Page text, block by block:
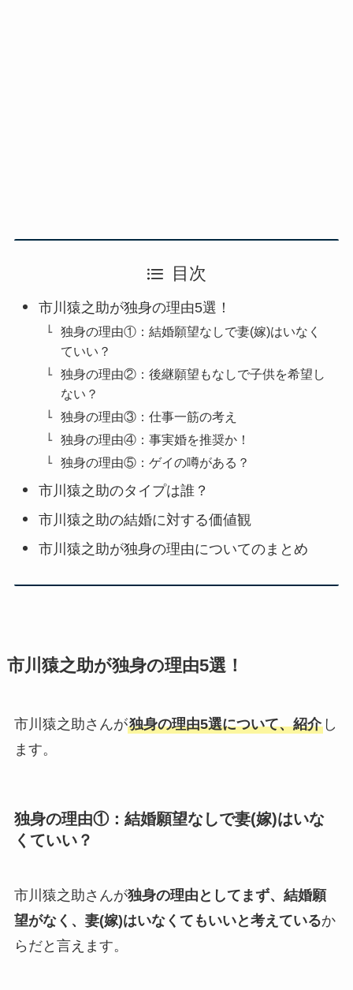
目次
市川猿之助が独身の理由5選！
独身の理由①：結婚願望なしで妻(嫁)はいなく
ていい？
独身の理由②：後継願望もなしで子供を希望し
ない？
独身の理由③：仕事一筋の考え
独身の理由④：事実婚を推奨か！
独身の理由⑤：ゲイの噂がある？
市川猿之助のタイプは誰？
市川猿之助の結婚に対する価値観
市川猿之助が独身の理由についてのまとめ
市川猿之助が独身の理由5選！
市川猿之助さんが独身の理由5選について、紹介し
ます。
独身の理由①：結婚願望なしで妻(嫁)はいな
くていい？
市川猿之助さんが独身の理由としてまず、結婚願
望がなく、妻(嫁)はいなくてもいいと考えているか
らだと言えます。